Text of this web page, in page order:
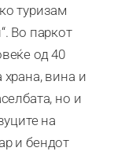
туризам
Во паркот
од 40
храна, вина и
но и
на
и бендот